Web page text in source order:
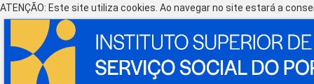
ATENÇÃO: Este site utiliza cookies. Ao navegar no site estará a